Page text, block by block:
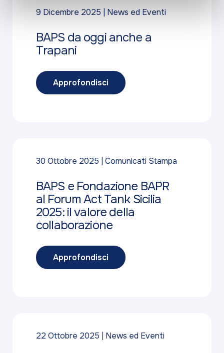
9 Dicembre 2025 News ed Eventi
BAPS da oggi anche a
Trapani
Approfondisci
30 Ottobre 2025 Comunicati Stampa
BAPS e Fondazione BAPR
al Forum Act Tank Sicilia
2025: il valore della
collaborazione
Approfondisci
22 Ottobre 2025 News ed Eventi